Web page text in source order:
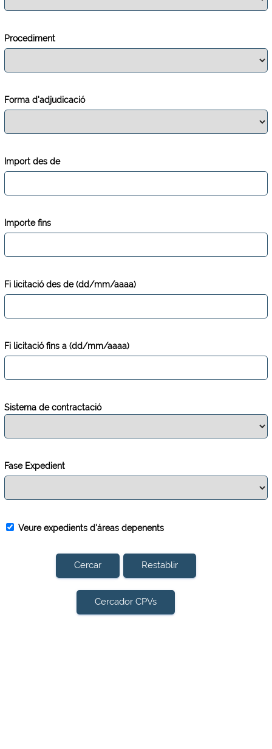
Procediment
Forma d'adjudicació
Import des de
Importe fins
Fi licitació des de (dd/mm/aaaa)
Fi licitació fins a (dd/mm/aaaa)
Sistema de contractació
Fase Expedient
Veure expedients d'áreas depenents